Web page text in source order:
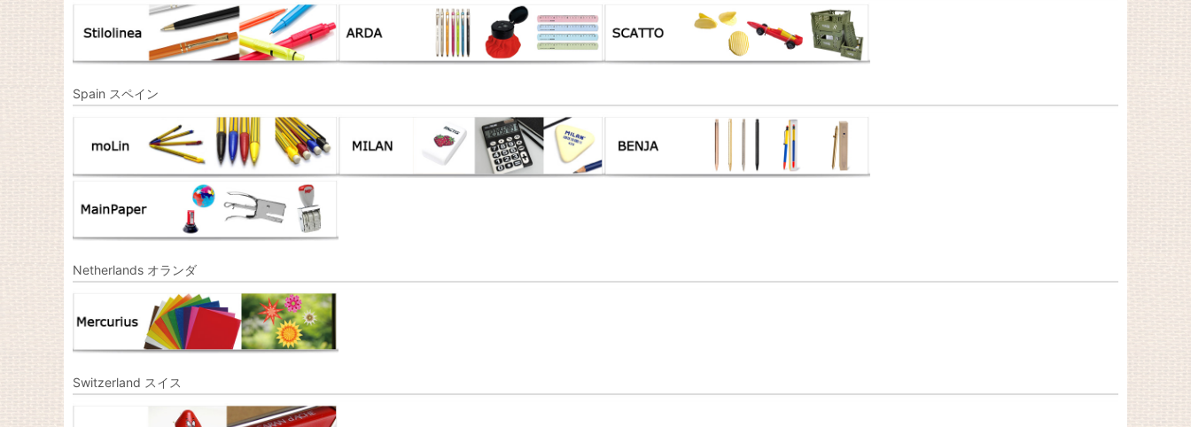
Spain スペイン
Netherlands オランダ
Switzerland スイス